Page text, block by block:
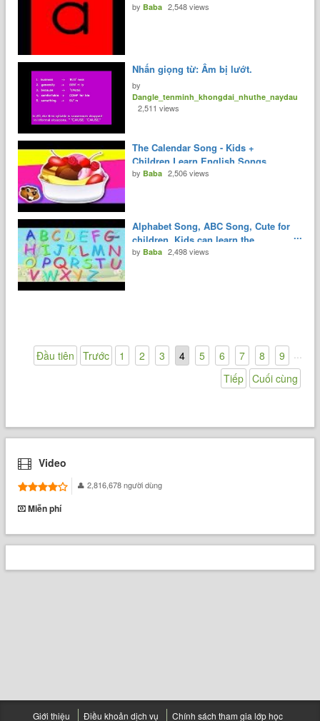
by Baba 2,548 views
Nhấn giọng từ: Âm bị lướt.
by
Dangle_tenminh_khongdai_nhuthe_naydau
2,511 views
The Calendar Song - Kids +
Children Learn English Songs
by Baba 2,506 views
Alphabet Song, ABC Song, Cute for
children. Kids can learn the
alphabet.
by Baba 2,498 views
Đầu tiên Trước 1 2 3 4 5 6 7 8 9
Tiếp
Cuối cùng
Video
2,816,678 người dùng
Miễn phí
Giới thiệu Điều khoản dịch vụ Chính sách tham gia lớp học